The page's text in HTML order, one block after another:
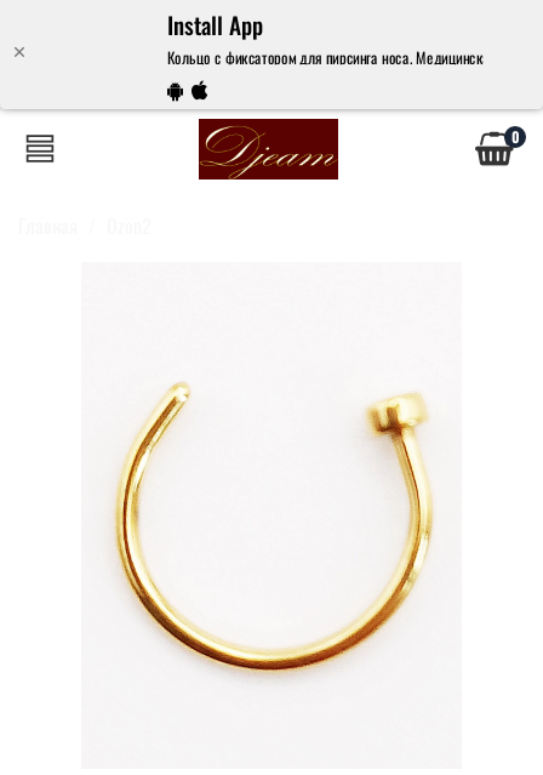
Install App
Кольцо с фиксатором для пирсинга носа. Медицинская
0